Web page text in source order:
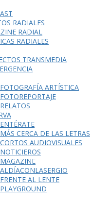
RADIALES
RADIAL
RADIALES
TRANSMEDIA
FOTOGRAFÍA ARTÍSTICA
FOTOREPORTAJE
RELATOS
ENTÉRATE
MÁS CERCA DE LAS LETRAS
CORTOS AUDIOVISUALES
NOTICIEROS
MAGAZINE
ALDÍACONLASERGIO
FRENTE AL LENTE
PLAYGROUND